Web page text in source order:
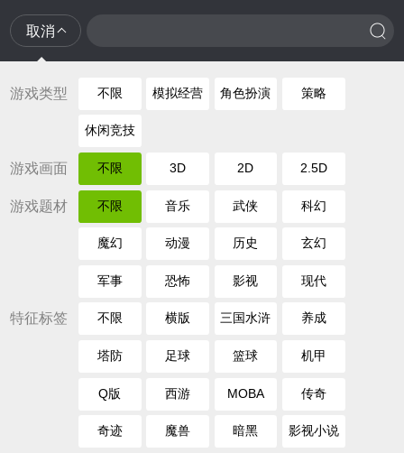
取消
游戏类型 不限 模拟经营 角色扮演 策略
休闲竞技
游戏画面 不限 3D 2D 2.5D
游戏题材 不限 音乐 武侠 科幻
魔幻 动漫 历史 玄幻
军事 恐怖 影视 现代
特征标签 不限 横版 三国水浒 养成
塔防 足球 篮球 机甲
Q版 西游 MOBA 传奇
奇迹 魔兽 暗黑 影视小说